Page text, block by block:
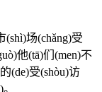
(shì)场(chǎng)受
他(tā)们(men)不
(de)受(shòu)访